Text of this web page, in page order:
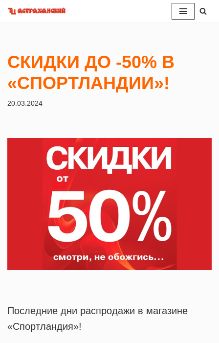
СКИДКИ ДО -50% В
«СПОРТЛАНДИИ»!
20.03.2024
Последние дни распродажи в магазине
«Спортландия»!